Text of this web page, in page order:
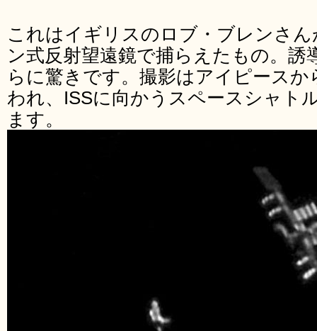
これはイギリスのロブ・ブレンさ
ン式反射望遠鏡で捕らえたもの。誘
らに驚きです。撮影はアイピース
われ、ISSに向かうスペースシャト
ます。